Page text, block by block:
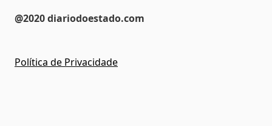
@2020 diariodoestado.com
Política de Privacidade